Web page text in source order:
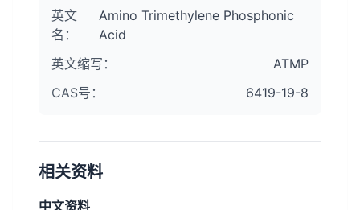
英文
名：
Amino Trimethylene Phosphonic
Acid
英文缩写：
ATMP
CAS号：
6419-19-8
相关资料
中文资料